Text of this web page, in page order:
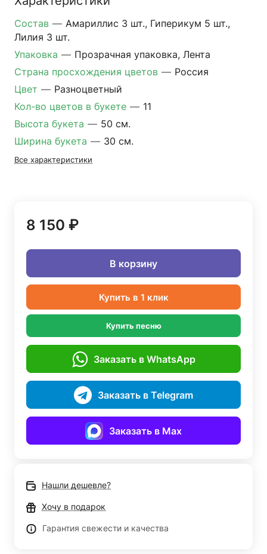
Состав — Амариллис 3 шт., Гиперикум 5 шт.,
Лилия 3 шт.
Упаковка — Прозрачная упаковка, Лента
Страна просхождения цветов — Россия
Цвет — Разноцветный
Кол-во цветов в букете — 11
Высота букета — 50 см.
Ширина букета — 30 см.
Все характеристики
8 150 ₽
В корзину
Купить в 1 клик
Купить песню
Заказать в WhatsApp
Заказать в Telegram
Заказать в Max
Нашли дешевле?
Хочу в подарок
Гарантия свежести и качества